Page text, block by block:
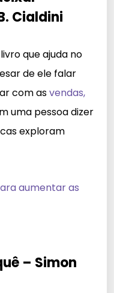
Cialdini
que ajuda no
de ele falar
com asvendas,
uma pessoa dizer
exploram
aumentar as
– Simon